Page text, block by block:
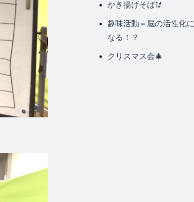
かき揚げそば🥢
趣味活動＝脳の活性化に
なる！？
クリスマス会🎄